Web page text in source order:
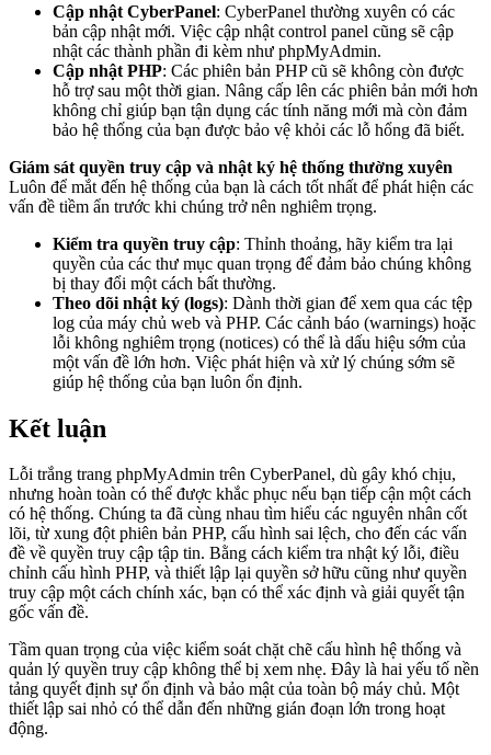
Cập nhật CyberPanel: CyberPanel thường xuyên có các
bản cập nhật mới. Việc cập nhật control panel cũng sẽ cập
nhật các thành phần đi kèm như phpMyAdmin.
Cập nhật PHP: Các phiên bản PHP cũ sẽ không còn được
hỗ trợ sau một thời gian. Nâng cấp lên các phiên bản mới hơn
không chỉ giúp bạn tận dụng các tính năng mới mà còn đảm
bảo hệ thống của bạn được bảo vệ khỏi các lỗ hổng đã biết.
Giám sát quyền truy cập và nhật ký hệ thống thường xuyên
Luôn để mắt đến hệ thống của bạn là cách tốt nhất để phát hiện các
vấn đề tiềm ẩn trước khi chúng trở nên nghiêm trọng.
Kiểm tra quyền truy cập: Thỉnh thoảng, hãy kiểm tra lại
quyền của các thư mục quan trọng để đảm bảo chúng không
bị thay đổi một cách bất thường.
Theo dõi nhật ký (logs): Dành thời gian để xem qua các tệp
log của máy chủ web và PHP. Các cảnh báo (warnings) hoặc
lỗi không nghiêm trọng (notices) có thể là dấu hiệu sớm của
một vấn đề lớn hơn. Việc phát hiện và xử lý chúng sớm sẽ
giúp hệ thống của bạn luôn ổn định.
Kết luận
Lỗi trắng trang phpMyAdmin trên CyberPanel, dù gây khó chịu,
nhưng hoàn toàn có thể được khắc phục nếu bạn tiếp cận một cách
có hệ thống. Chúng ta đã cùng nhau tìm hiểu các nguyên nhân cốt
lõi, từ xung đột phiên bản PHP, cấu hình sai lệch, cho đến các vấn
đề về quyền truy cập tập tin. Bằng cách kiểm tra nhật ký lỗi, điều
chỉnh cấu hình PHP, và thiết lập lại quyền sở hữu cũng như quyền
truy cập một cách chính xác, bạn có thể xác định và giải quyết tận
gốc vấn đề.
Tầm quan trọng của việc kiểm soát chặt chẽ cấu hình hệ thống và
quản lý quyền truy cập không thể bị xem nhẹ. Đây là hai yếu tố nền
tảng quyết định sự ổn định và bảo mật của toàn bộ máy chủ. Một
thiết lập sai nhỏ có thể dẫn đến những gián đoạn lớn trong hoạt
động.